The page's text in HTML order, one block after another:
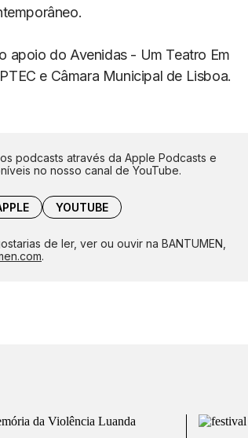
do Avenidas - Um Teatro Em
e Câmara Municipal de Lisboa.
podcasts através da Apple Podcasts e
no nosso canal de YouTube.
YOUTUBE
de ler, ver ou ouvir na BANTUMEN,
.